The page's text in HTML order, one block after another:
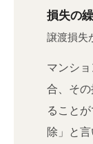
損失の
譲渡損失
マンシ
合、そ
ること
除」と